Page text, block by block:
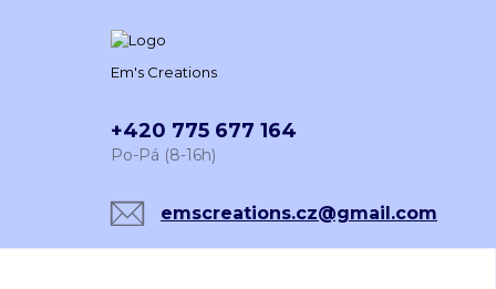
Em's Creations
+420 775 677 164
Po-Pá (8-16h)
emscreations.cz@gmail.com